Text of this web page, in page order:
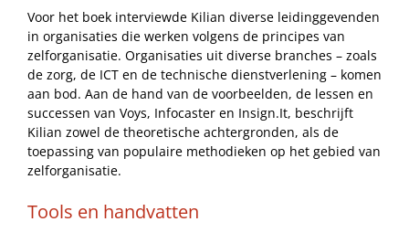
Voor het boek interviewde Kilian diverse leidinggevenden
in organisaties die werken volgens de principes van
zelforganisatie. Organisaties uit diverse branches – zoals
de zorg, de ICT en de technische dienstverlening – komen
aan bod. Aan de hand van de voorbeelden, de lessen en
successen van Voys, Infocaster en Insign.It, beschrijft
Kilian zowel de theoretische achtergronden, als de
toepassing van populaire methodieken op het gebied van
zelforganisatie.
Tools en handvatten